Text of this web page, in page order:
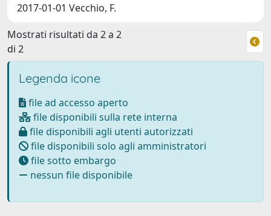
2017-01-01 Vecchio, F.
Mostrati risultati da 2 a 2
di 2
Legenda icone
file ad accesso aperto
file disponibili sulla rete interna
file disponibili agli utenti autorizzati
file disponibili solo agli amministratori
file sotto embargo
nessun file disponibile